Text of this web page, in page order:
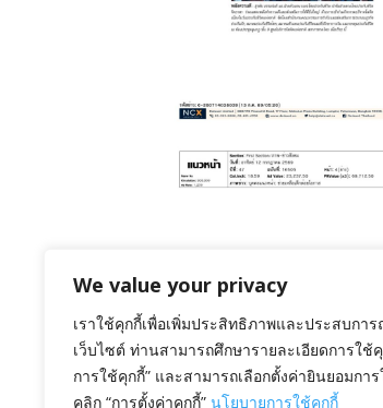
We value your privacy
เราใช้คุกกี้เพื่อเพิ่มประสิทธิภาพและประสบกา
เว็บไซต์ ท่านสามารถศึกษารายละเอียดการใช้
การใช้คุกกี้” และสามารถเลือกตั้งค่ายินยอมกา
คลิก “การตั้งค่าคุกกี้” นโยบายการใช้คุกกี้
July 20, 2026
รับมอบเงินบริจ